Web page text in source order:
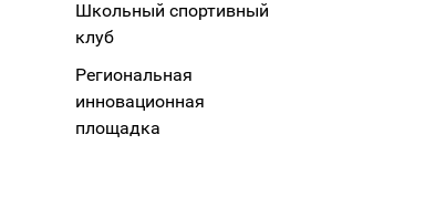
Школьный спортивный
клуб
Региональная
инновационная
площадка